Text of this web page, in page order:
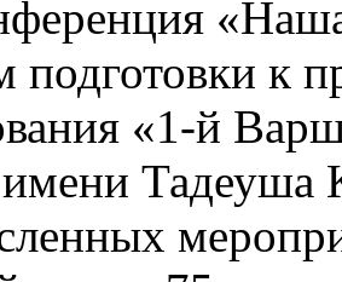
подготовки к
«1-й
Тадеуша